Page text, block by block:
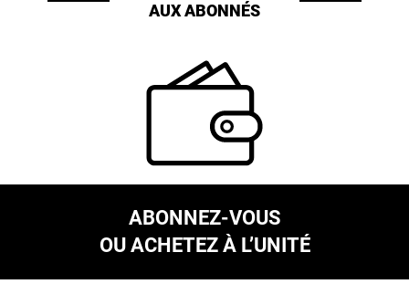
AUX ABONNÉS
ABONNEZ-VOUS
OU ACHETEZ À L’UNITÉ